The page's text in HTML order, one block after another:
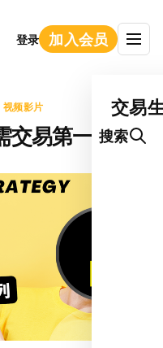
登录 加入会员
交易
搜索
视频影片
交易第一课